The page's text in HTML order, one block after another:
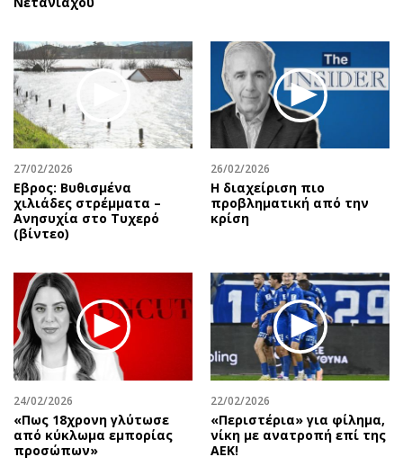
27/02/2026
Εβρος: Βυθισμένα
χιλιάδες στρέμματα –
Ανησυχία στο Τυχερό
(βίντεο)
26/02/2026
Η διαχείριση πιο
προβληματική από την
κρίση
24/02/2026
«Πως 18χρονη γλύτωσε
από κύκλωμα εμπορίας
προσώπων»
22/02/2026
«Περιστέρια» για φίλημα,
νίκη με ανατροπή επί της
ΑΕΚ!